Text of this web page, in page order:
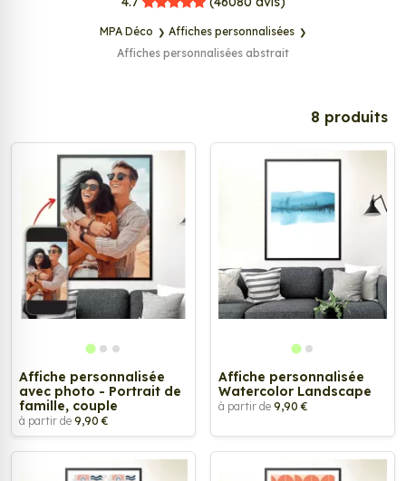
MPA Déco
Affiches personnalisées
Affiches personnalisées abstrait
8 produits
Affiche personnalisée
avec photo - Portrait de
famille, couple
à partir de 9,90 €
Affiche personnalisée
Watercolor Landscape
à partir de 9,90 €